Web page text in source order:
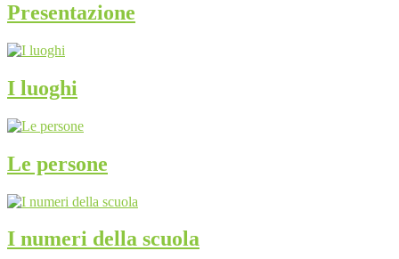
Presentazione
I luoghi
Le persone
I numeri della scuola